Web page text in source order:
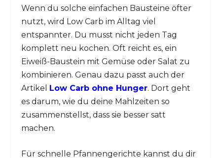
Wenn du solche einfachen Bausteine öfter
nutzt, wird Low Carb im Alltag viel
entspannter. Du musst nicht jeden Tag
komplett neu kochen. Oft reicht es, ein
Eiweiß-Baustein mit Gemüse oder Salat zu
kombinieren. Genau dazu passt auch der
Artikel Low Carb ohne Hunger. Dort geht
es darum, wie du deine Mahlzeiten so
zusammenstellst, dass sie besser satt
machen.
Für schnelle Pfannengerichte kannst du dir